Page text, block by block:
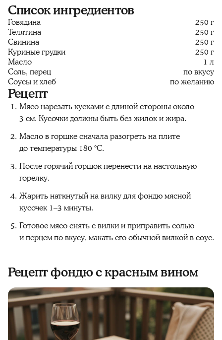
Список ингредиентов
Говядина
250 г
Телятина
250 г
Свинина
250 г
Куриные грудки
250 г
Масло
1 л
Соль, перец
по вкусу
Соусы и хлеб
по желанию
Рецепт
Мясо нарезать кусками с длиной стороны около
3 см. Кусочки должны быть без жилок и жира.
Масло в горшке сначала разогреть на плите
до температуры 180 °C.
После горячий горшок перенести на настольную
горелку.
Жарить наткнутый на вилку для фондю мясной
кусочек 1–3 минуты.
Готовое мясо снять с вилки и приправить солью
и перцем по вкусу, макать его обычной вилкой в соус.
Рецепт фондю с красным вином